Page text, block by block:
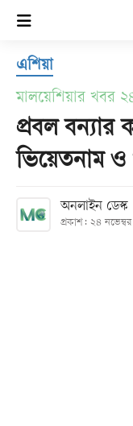
হোম
সর্বশেষ
সব
এশিয়া
মালয়েশিয়ার খবর
প্রবল বন্যার
ভিয়েতনাম ও
অনলাইন ডেস্ক
প্রকাশ: ২৪